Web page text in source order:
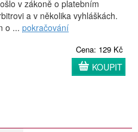
v zákoně o platebním
a v několika vyhláškách.
o ... pokračování
Cena: 129 Kč
KOUPIT